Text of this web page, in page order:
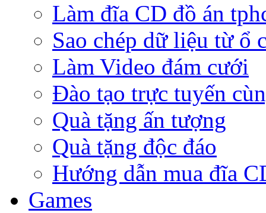
Làm đĩa CD đồ án
Sao chép dữ liệu từ ổ
Làm Video đám cưới
Đào tạo trực tuyến
Quà tặng ấn tượng
Quà tặng độc đáo
Hướng dẫn mua đĩa
Games